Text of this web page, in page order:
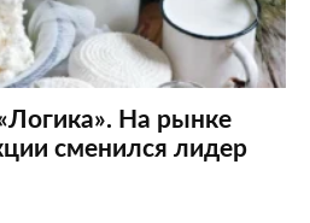
На рынке
сменился лидер